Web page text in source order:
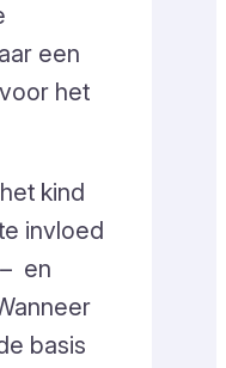
een
het
kind
invloed
en
basis